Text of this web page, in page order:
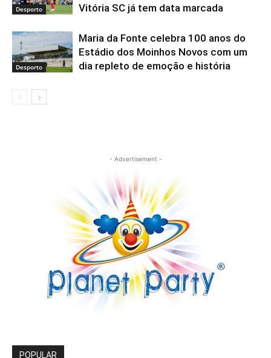
Desporto Vitória SC já tem data marcada
Desporto
Maria da Fonte celebra 100 anos do
Estádio dos Moinhos Novos com um
dia repleto de emoção e história
- Advertisement -
POPULAR